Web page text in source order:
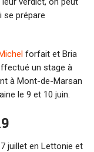
se prépare
forfait et Bria
un stage à
à Mont-de-Marsan
le 9 et 10 juin.
juillet en Lettonie et